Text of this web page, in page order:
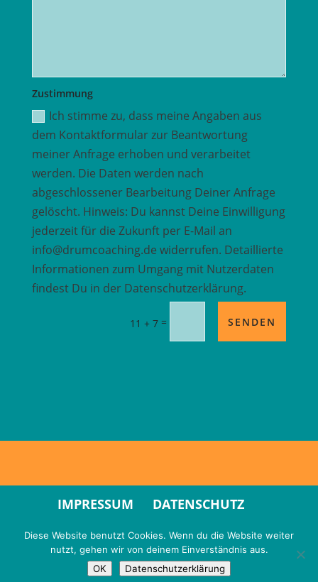
Zustimmung
Ich stimme zu, dass meine Angaben aus
dem Kontaktformular zur Beantwortung
meiner Anfrage erhoben und verarbeitet
werden. Die Daten werden nach
abgeschlossener Bearbeitung Deiner Anfrage
gelöscht. Hinweis: Du kannst Deine Einwilligung
jederzeit für die Zukunft per E-Mail an
info@drumcoaching.de widerrufen. Detaillierte
Informationen zum Umgang mit Nutzerdaten
findest Du in der Datenschutzerklärung.
11 + 7 = SENDEN
IMPRESSUM DATENSCHUTZ
© drumcoaching - Jörg Bach - 2018 - 2026
Diese Website benutzt Cookies. Wenn du die Website weiter
nutzt, gehen wir von deinem Einverständnis aus.
OK
Datenschutzerklärung